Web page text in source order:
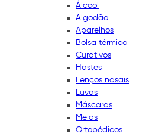
Álcool
Algodão
Aparelhos
Bolsa térmica
Curativos
Hastes
Lenços nasais
Luvas
Máscaras
Meias
Ortopédicos